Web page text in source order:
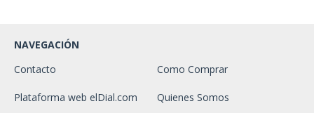
NAVEGACIÓN
Contacto
Como Comprar
Plataforma web elDial.com Quienes Somos